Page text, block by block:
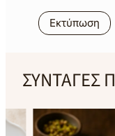
Εκτύπωση
ΣΥΝΤΑΓΕΣ